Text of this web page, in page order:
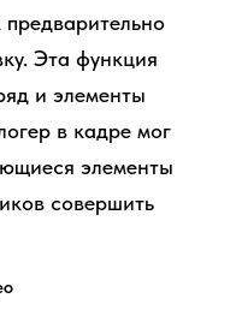
предварительно
Эта функция
и элементы
в кадре мог
элементы
совершить